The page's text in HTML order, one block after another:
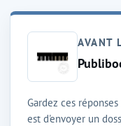
AVANT
Gardez ces
est d'envoyer un